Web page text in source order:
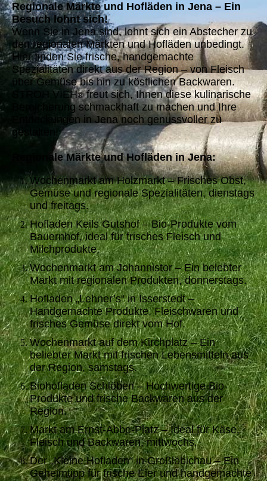
Regionale Märkte und Hofläden in Jena – Ein
Besuch lohnt sich!
Wenn Sie in Jena sind, lohnt sich ein Abstecher zu
den regionalen Märkten und Hofläden unbedingt.
Hier finden Sie frische, handgemachte
Spezialitäten direkt aus der Region – von Fleisch
über Gemüse bis hin zu köstlichen Backwaren.
STROH VIEH®freut sich, Ihnen diese kulinarische
Bereicherung schmackhaft zu machen und Ihre
Entdeckungen in Jena noch genussvoller zu
gestalten!
Regionale Märkte und Hofläden in Jena:
Wochenmarkt am Holzmarkt – Frisches Obst,
Gemüse und regionale Spezialitäten, dienstags
und freitags.
Hofladen Keils Gutshof – Bio-Produkte vom
Bauernhof, ideal für frisches Fleisch und
Milchprodukte.
Wochenmarkt am Johannistor – Ein belebter
Markt mit regionalen Produkten, donnerstags.
Hofladen „Lehner’s“ in Isserstedt –
Handgemachte Produkte, Fleischwaren und
frisches Gemüse direkt vom Hof.
Wochenmarkt auf dem Kirchplatz – Ein
beliebter Markt mit frischen Lebensmitteln aus
der Region, samstags.
Biohofladen Schlöben – Hochwertige Bio-
Produkte und frische Backwaren aus der
Region.
Markt am Ernst-Abbe-Platz – Ideal für Käse,
Fleisch und Backwaren, mittwochs.
Der „Kleine Hofladen“ in Großlöbichau – Ein
Geheimtipp für frische Eier und handgemachte